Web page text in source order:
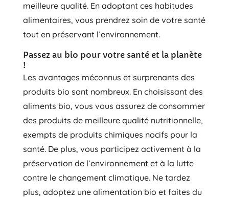
meilleure qualité. En adoptant ces habitudes
alimentaires, vous prendrez soin de votre santé
tout en préservant l’environnement.
Passez au bio pour votre santé et la planète
!
Les avantages méconnus et surprenants des
produits bio sont nombreux. En choisissant des
aliments bio, vous vous assurez de consommer
des produits de meilleure qualité nutritionnelle,
exempts de produits chimiques nocifs pour la
santé. De plus, vous participez activement à la
préservation de l’environnement et à la lutte
contre le changement climatique. Ne tardez
plus, adoptez une alimentation bio et faites du